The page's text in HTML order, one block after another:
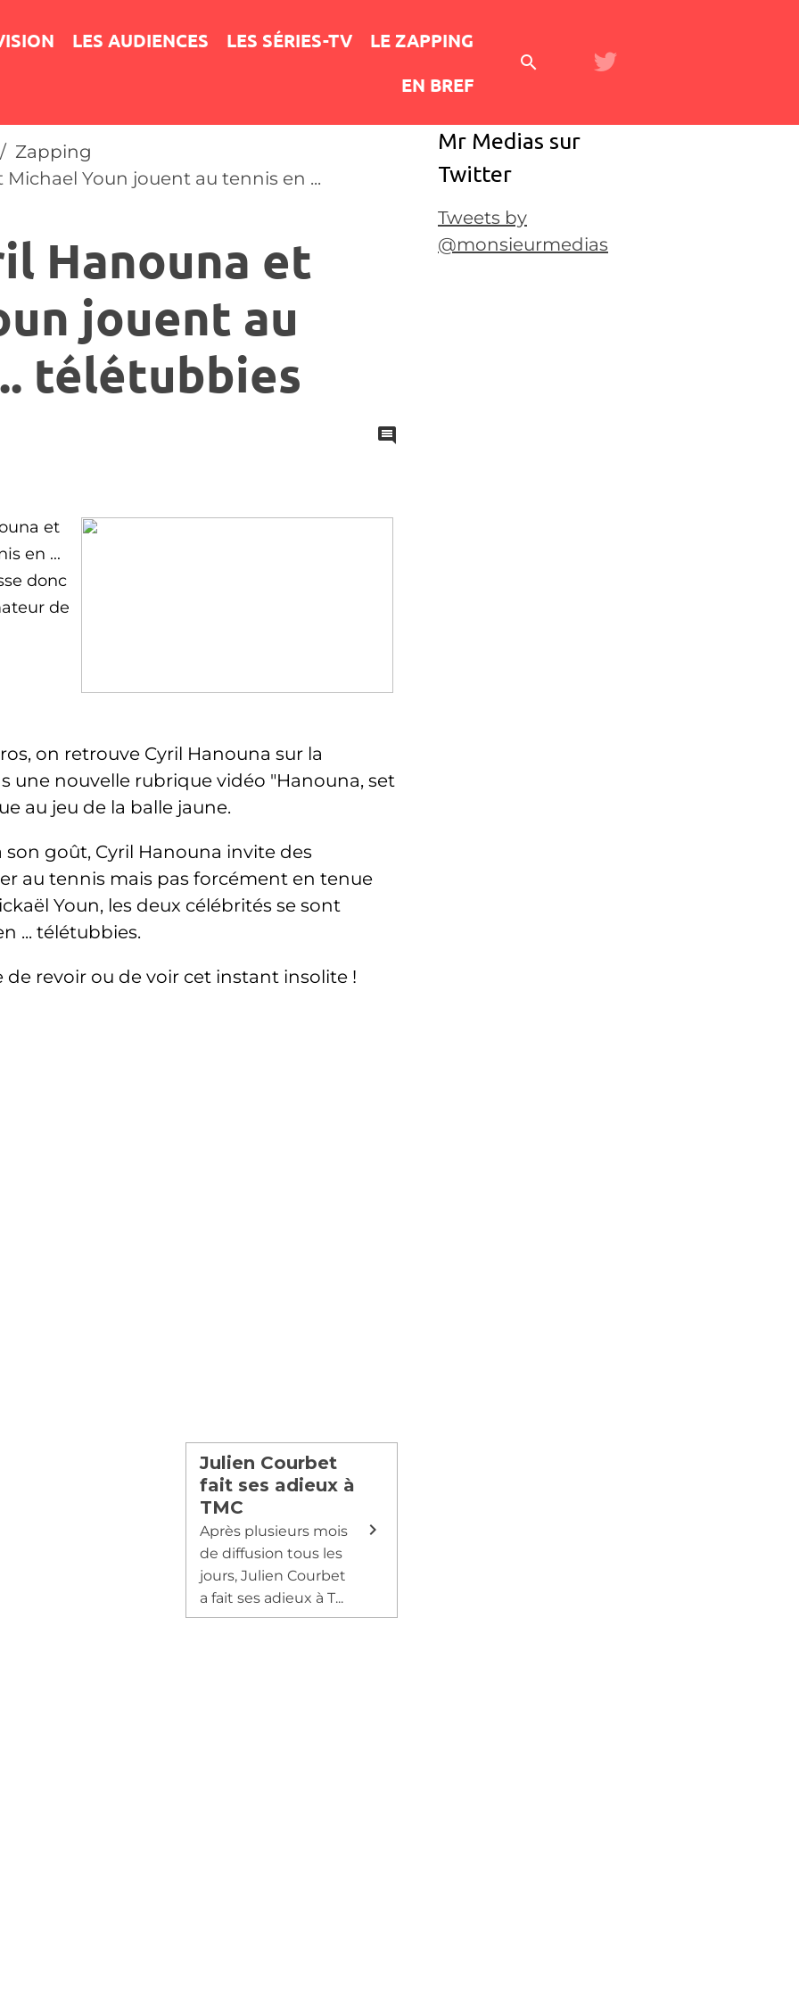
LES AUDIENCES LES SÉRIES-TV
LE ZAPPING
EN BREF
Zapping
Youn jouent au tennis en ...
Hanouna et
jouent au
télétubbies
et
en ...
donc
de
on retrouve Cyril Hanouna sur la
une nouvelle rubrique vidéo "Hanouna, set
au jeu de la balle jaune.
goût, Cyril Hanouna invite des
au tennis mais pas forcément en tenue
Youn, les deux célébrités se sont
... télétubbies.
de revoir ou de voir cet instant insolite !
Julien Courbet
fait ses adieux à
TMC
Après plusieurs mois
de diffusion tous les
jours, Julien Courbet
a fait ses adieux à T...
Mr Medias sur
Twitter
Tweets by
@monsieurmedias